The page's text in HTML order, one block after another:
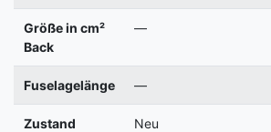
Größe in cm²
Back
—
Fuselagelänge —
Zustand Neu